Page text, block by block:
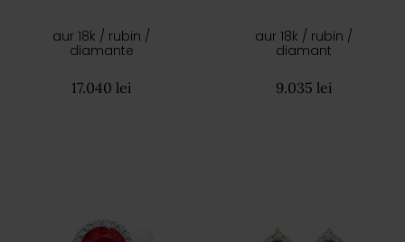
aur 18k / rubin /
diamante
17.040 lei
aur 18k / rubin /
diamant
9.035 lei